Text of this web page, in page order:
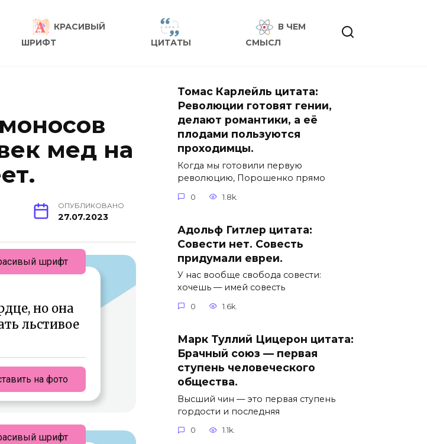
КРАСИВЫЙ
ШРИФТ
ЦИТАТЫ
В ЧЕМ
СМЫСЛ
мед на
ОПУБЛИКОВАНО
27.07.2023
но она
льстивое
на фото
шрифт
шрифт
Томас Карлейль цитата:
Революции готовят гении,
делают романтики, а её
плодами пользуются
проходимцы.
Когда мы готовили первую
революцию, Порошенко прямо
0 1.8k.
Адольф Гитлер цитата:
Совести нет. Совесть
придумали евреи.
У нас вообще свобода совести:
хочешь — имей совесть
0 1.6k.
Марк Туллий Цицерон цитата:
Брачный союз — первая
ступень человеческого
общества.
Высший чин — это первая ступень
гордости и последняя
0 1.1k.